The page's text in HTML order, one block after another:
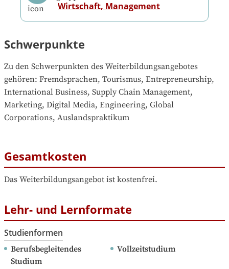
Wirtschaft, Management
Schwerpunkte
Zu den Schwerpunkten des Weiterbildungsangebotes
gehören: Fremdsprachen, Tourismus, Entrepreneurship,
International Business, Supply Chain Management,
Marketing, Digital Media, Engineering, Global
Corporations, Auslandspraktikum
Gesamtkosten
Das Weiterbildungsangebot ist kostenfrei.
Lehr- und Lernformate
Studienformen
Berufsbegleitendes
Studium
Vollzeitstudium